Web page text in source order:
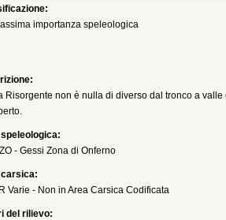
importanza speleologica
Risorgente non è nulla di diverso dal tronco a
speleologica:
- Gessi Zona di Onferno
Varie - Non in Area Carsica Codificata
del rilievo: